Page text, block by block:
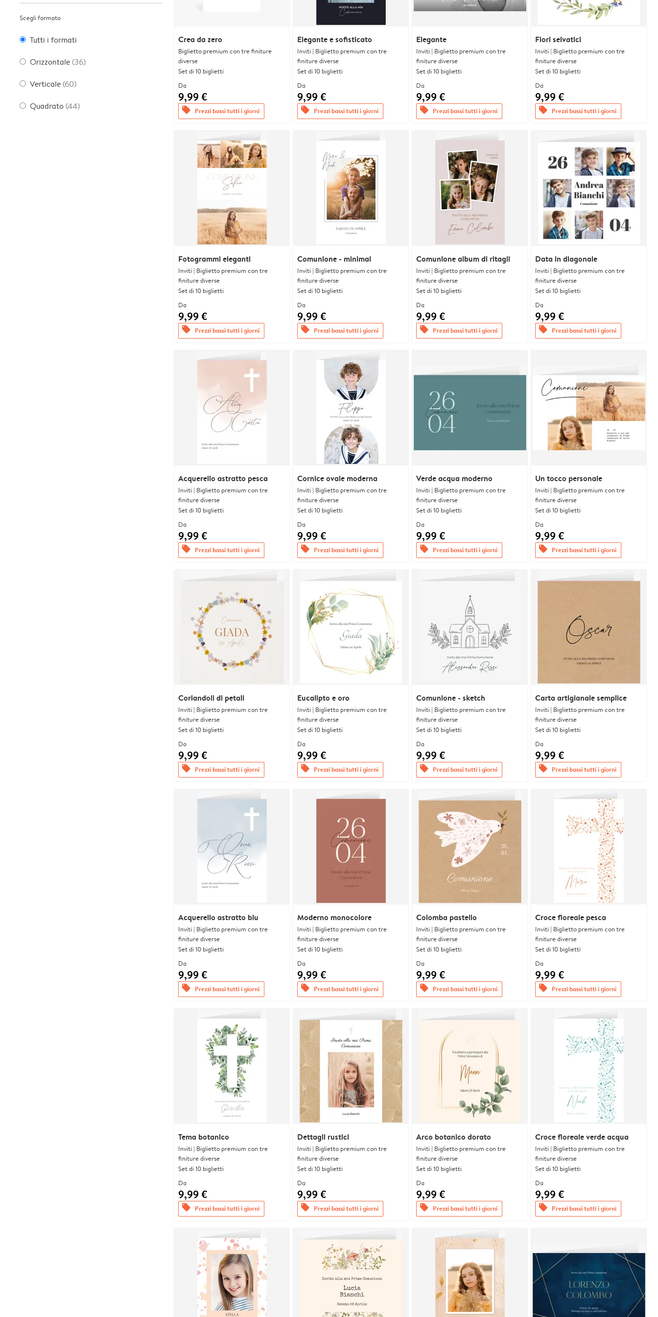
Scegli formato
Tutti i formati
Orizzontale (36)
Verticale (60)
Quadrato (44)
Crea da zero
Biglietto premium con tre finiture
diverse
Set di 10 biglietti
Da
9,99 €
offers Prezzi bassi tutti i giorni
Elegante e sofisticato
Inviti | Biglietto premium con tre
finiture diverse
Set di 10 biglietti
Da
9,99 €
offers Prezzi bassi tutti i giorni
Elegante
Inviti | Biglietto premium con tre
finiture diverse
Set di 10 biglietti
Da
9,99 €
offers Prezzi bassi tutti i giorni
Fiori selvatici
Inviti | Biglietto premium con tre
finiture diverse
Set di 10 biglietti
Da
9,99 €
offers Prezzi bassi tutti i giorni
Fotogrammi eleganti
Inviti | Biglietto premium con tre
finiture diverse
Set di 10 biglietti
Da
9,99 €
offers Prezzi bassi tutti i giorni
Comunione - minimal
Inviti | Biglietto premium con tre
finiture diverse
Set di 10 biglietti
Da
9,99 €
offers Prezzi bassi tutti i giorni
Comunione album di ritagli
Inviti | Biglietto premium con tre
finiture diverse
Set di 10 biglietti
Da
9,99 €
offers Prezzi bassi tutti i giorni
Data in diagonale
Inviti | Biglietto premium con tre
finiture diverse
Set di 10 biglietti
Da
9,99 €
offers Prezzi bassi tutti i giorni
Acquerello astratto pesca
Inviti | Biglietto premium con tre
finiture diverse
Set di 10 biglietti
Da
9,99 €
offers Prezzi bassi tutti i giorni
Cornice ovale moderna
Inviti | Biglietto premium con tre
finiture diverse
Set di 10 biglietti
Da
9,99 €
offers Prezzi bassi tutti i giorni
Verde acqua moderno
Inviti | Biglietto premium con tre
finiture diverse
Set di 10 biglietti
Da
9,99 €
offers Prezzi bassi tutti i giorni
Un tocco personale
Inviti | Biglietto premium con tre
finiture diverse
Set di 10 biglietti
Da
9,99 €
offers Prezzi bassi tutti i giorni
Coriandoli di petali
Inviti | Biglietto premium con tre
finiture diverse
Set di 10 biglietti
Da
9,99 €
offers Prezzi bassi tutti i giorni
Eucalipto e oro
Inviti | Biglietto premium con tre
finiture diverse
Set di 10 biglietti
Da
9,99 €
offers Prezzi bassi tutti i giorni
Comunione - sketch
Inviti | Biglietto premium con tre
finiture diverse
Set di 10 biglietti
Da
9,99 €
offers Prezzi bassi tutti i giorni
Carta artigianale semplice
Inviti | Biglietto premium con tre
finiture diverse
Set di 10 biglietti
Da
9,99 €
offers Prezzi bassi tutti i giorni
Acquerello astratto blu
Inviti | Biglietto premium con tre
finiture diverse
Set di 10 biglietti
Da
9,99 €
offers Prezzi bassi tutti i giorni
Moderno monocolore
Inviti | Biglietto premium con tre
finiture diverse
Set di 10 biglietti
Da
9,99 €
offers Prezzi bassi tutti i giorni
Colomba pastello
Inviti | Biglietto premium con tre
finiture diverse
Set di 10 biglietti
Da
9,99 €
offers Prezzi bassi tutti i giorni
Croce floreale pesca
Inviti | Biglietto premium con tre
finiture diverse
Set di 10 biglietti
Da
9,99 €
offers Prezzi bassi tutti i giorni
Tema botanico
Inviti | Biglietto premium con tre
finiture diverse
Set di 10 biglietti
Da
9,99 €
offers Prezzi bassi tutti i giorni
Dettagli rustici
Inviti | Biglietto premium con tre
finiture diverse
Set di 10 biglietti
Da
9,99 €
offers Prezzi bassi tutti i giorni
Arco botanico dorato
Inviti | Biglietto premium con tre
finiture diverse
Set di 10 biglietti
Da
9,99 €
offers Prezzi bassi tutti i giorni
Croce floreale verde acqua
Inviti | Biglietto premium con tre
finiture diverse
Set di 10 biglietti
Da
9,99 €
offers Prezzi bassi tutti i giorni